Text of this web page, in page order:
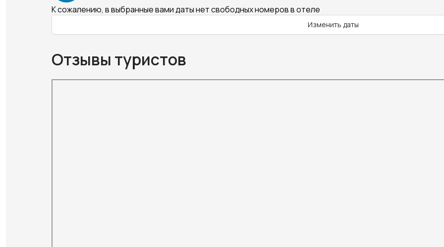
К сожалению, в выбранные вами даты нет свободных номеров в отеле
Изменить даты
Отзывы туристов